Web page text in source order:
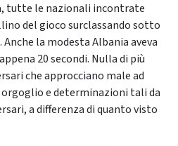
tutte le nazionali incontrate
del gioco surclassando sotto
la modesta Albania aveva
20 secondi. Nulla di più
che approcciano male ad
e determinazioni tali da
a differenza di quanto visto